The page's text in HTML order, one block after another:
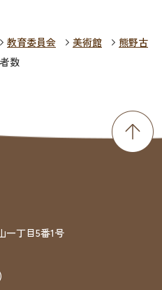
教育委員会 美術館
熊野古
数
丁目5番1号